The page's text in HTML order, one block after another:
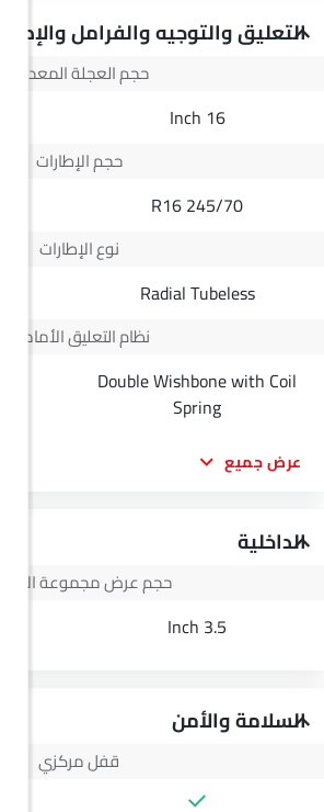
التعليق والتوجيه والفرامل والإطارات
حجم العجلة المعدنية
16 Inch
حجم الإطارات
245/70 R16
نوع الإطارات
Radial Tubeless
نظام التعليق الأمامي
Double Wishbone with Coil
Spring
عرض جميع
الداخلية
حجم عرض مجموعة الأجهزة
3.5 Inch
السلامة والأمن
قفل مركزي